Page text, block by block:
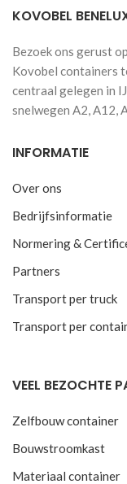
KOVOBEL
Bezoek ons gerust
Kovobel containers
centraal gelegen in
snelwegen A2, A12,
INFORMATIE
Over ons
Bedrijfsinformatie
Normering &
Partners
Transport per truck
Transport per
VEEL BEZOCHTE
Zelfbouw container
Bouwstroomkast
Materiaal container